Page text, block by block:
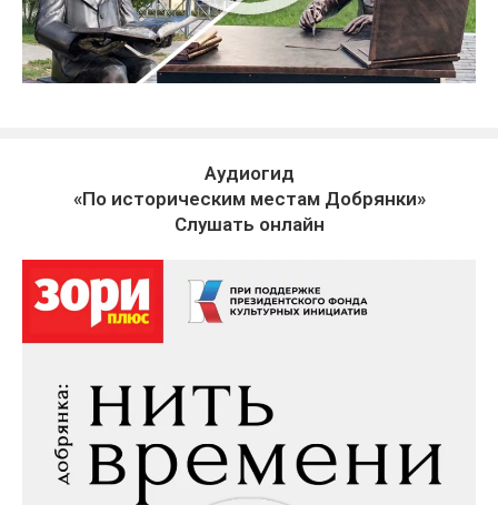
Аудиогид
«По историческим местам Добрянки»
Слушать онлайн